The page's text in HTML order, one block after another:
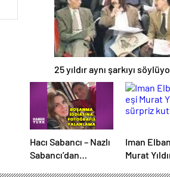
25 yıldır aynı şarkıyı
Hacı Sabancı – Nazlı
Sabancı’dan
Iman
Murat